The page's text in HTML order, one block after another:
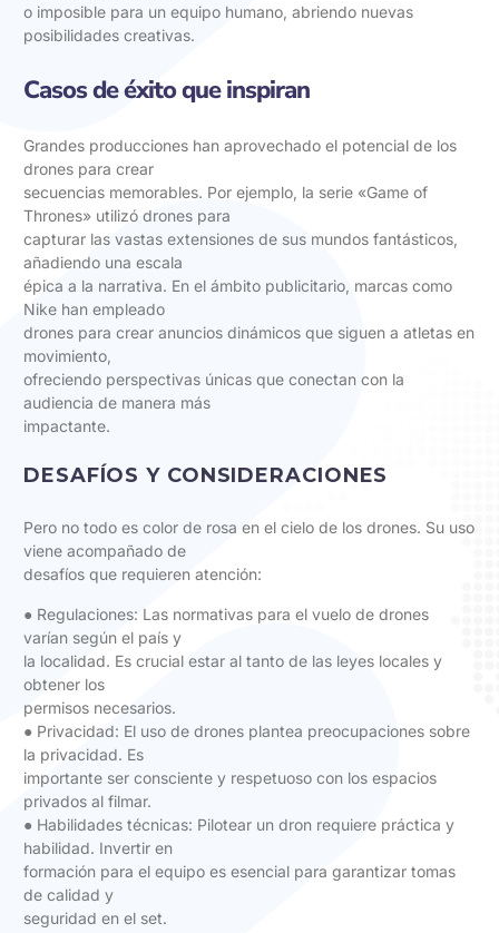
o imposible para un equipo humano, abriendo nuevas
posibilidades creativas.
Casos de éxito que inspiran
Grandes producciones han aprovechado el potencial de los
drones para crear
secuencias memorables. Por ejemplo, la serie «Game of
Thrones» utilizó drones para
capturar las vastas extensiones de sus mundos fantásticos,
añadiendo una escala
épica a la narrativa. En el ámbito publicitario, marcas como
Nike han empleado
drones para crear anuncios dinámicos que siguen a atletas en
movimiento,
ofreciendo perspectivas únicas que conectan con la
audiencia de manera más
impactante.
DESAFÍOS Y CONSIDERACIONES
Pero no todo es color de rosa en el cielo de los drones. Su uso
viene acompañado de
desafíos que requieren atención:
● Regulaciones: Las normativas para el vuelo de drones
varían según el país y
la localidad. Es crucial estar al tanto de las leyes locales y
obtener los
permisos necesarios.
● Privacidad: El uso de drones plantea preocupaciones sobre
la privacidad. Es
importante ser consciente y respetuoso con los espacios
privados al filmar.
● Habilidades técnicas: Pilotear un dron requiere práctica y
habilidad. Invertir en
formación para el equipo es esencial para garantizar tomas
de calidad y
seguridad en el set.